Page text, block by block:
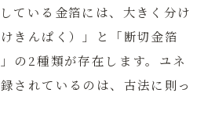
ている金箔には、大きく分け
きんぱく）」と「断切金箔
の2種類が存在します。ユネ
されているのは、古法に則っ